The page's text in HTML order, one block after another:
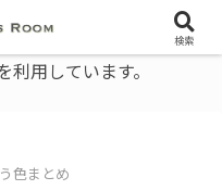
色と暮らし、健康のこと。
用しています。
色まとめ
検索